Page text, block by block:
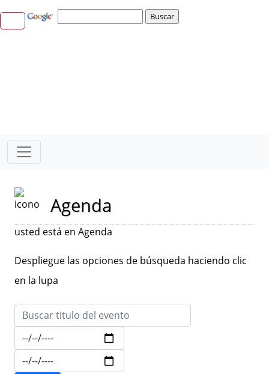
Agenda
usted está en Agenda
Despliegue las opciones de búsqueda haciendo clic
en la lupa